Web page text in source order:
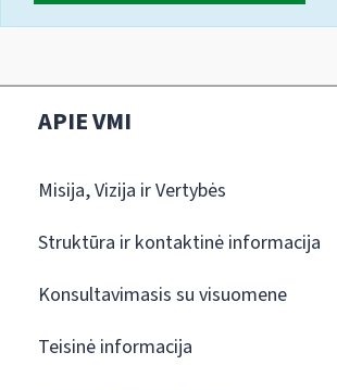
APIE VMI
Misija, Vizija ir Vertybės
Struktūra ir kontaktinė informacija
Konsultavimasis su visuomene
Teisinė informacija